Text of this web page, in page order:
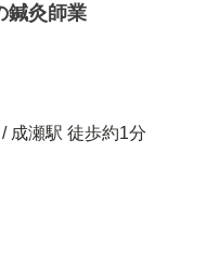
鍼灸師業
成瀬駅 徒歩約1分